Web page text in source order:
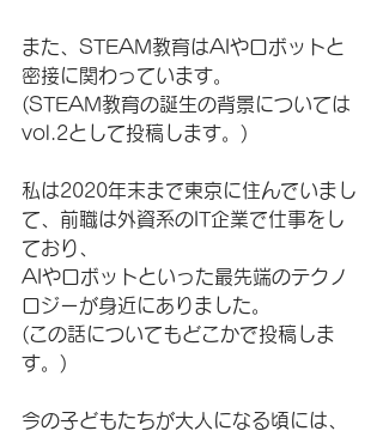
また、STEAM教育はAIやロボットと
密接に関わっています。
(STEAM教育の誕生の背景については
vol.2として投稿します。)
私は2020年末まで東京に住んでいまし
て、前職は外資系のIT企業で仕事をし
ており、
AIやロボットといった最先端のテクノ
ロジーが身近にありました。
(この話についてもどこかで投稿しま
す。)
今の子どもたちが大人になる頃には、